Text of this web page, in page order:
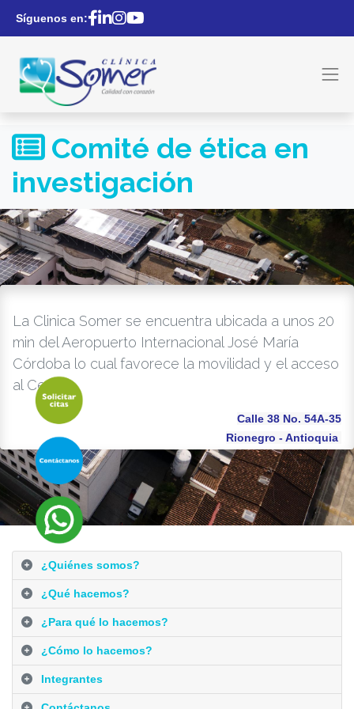
Síguenos en:
Comité de ética en
investigación
La Clinica Somer se encuentra ubicada a unos 20
min del Aeropuerto Internacional José María
Córdoba lo cual favorece la movilidad y el acceso
al Centro.
Calle 38 No. 54A-35
Rionegro - Antioquia
¿Quiénes somos?
¿Qué hacemos?
¿Para qué lo hacemos?
¿Cómo lo hacemos?
Integrantes